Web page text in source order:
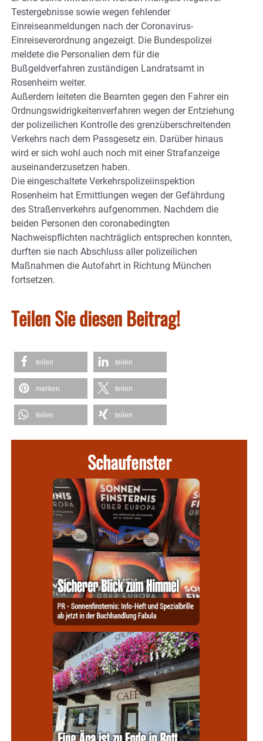
Testergebnisse sowie wegen fehlender
Einreiseanmeldungen nach der Coronavirus-
Einreiseverordnung angezeigt. Die Bundespolizei
meldete die Personalien dem für die
Bußgeldverfahren zuständigen Landratsamt in
Rosenheim weiter.
Außerdem leiteten die Beamten gegen den Fahrer ein
Ordnungswidrigkeitenverfahren wegen der Entziehung
der polizeilichen Kontrolle des grenzüberschreitenden
Verkehrs nach dem Passgesetz ein. Darüber hinaus
wird er sich wohl auch noch mit einer Strafanzeige
auseinanderzusetzen haben.
Die eingeschaltete Verkehrspolizeiinspektion
Rosenheim hat Ermittlungen wegen der Gefährdung
des Straßenverkehrs aufgenommen. Nachdem die
beiden Personen den coronabedingten
Nachweispflichten nachträglich entsprechen konnten,
durften sie nach Abschluss aller polizeilichen
Maßnahmen die Autofahrt in Richtung München
fortsetzen.
Teilen Sie diesen Beitrag!
teilen teilen
merken teilen
teilen teilen
Schaufenster